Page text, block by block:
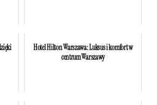
Hotel Hilton Warszawa: Luksus i komfort w
centrum Warszawy